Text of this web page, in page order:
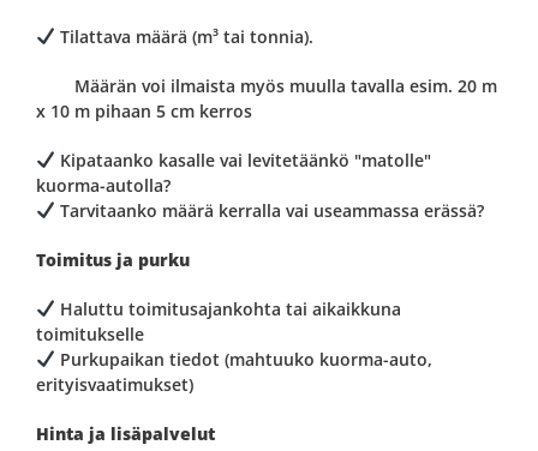
Tilattava määrä (m³ tai tonnia).
Määrän voi ilmaista myös muulla tavalla esim. 20 m
x 10 m pihaan 5 cm kerros
Kipataanko kasalle vai levitetäänkö "matolle"
kuorma-autolla?
Tarvitaanko määrä kerralla vai useammassa erässä?
Toimitus ja purku
Haluttu toimitusajankohta tai aikaikkuna
toimitukselle
Purkupaikan tiedot (mahtuuko kuorma-auto,
erityisvaatimukset)
Hinta ja lisäpalvelut